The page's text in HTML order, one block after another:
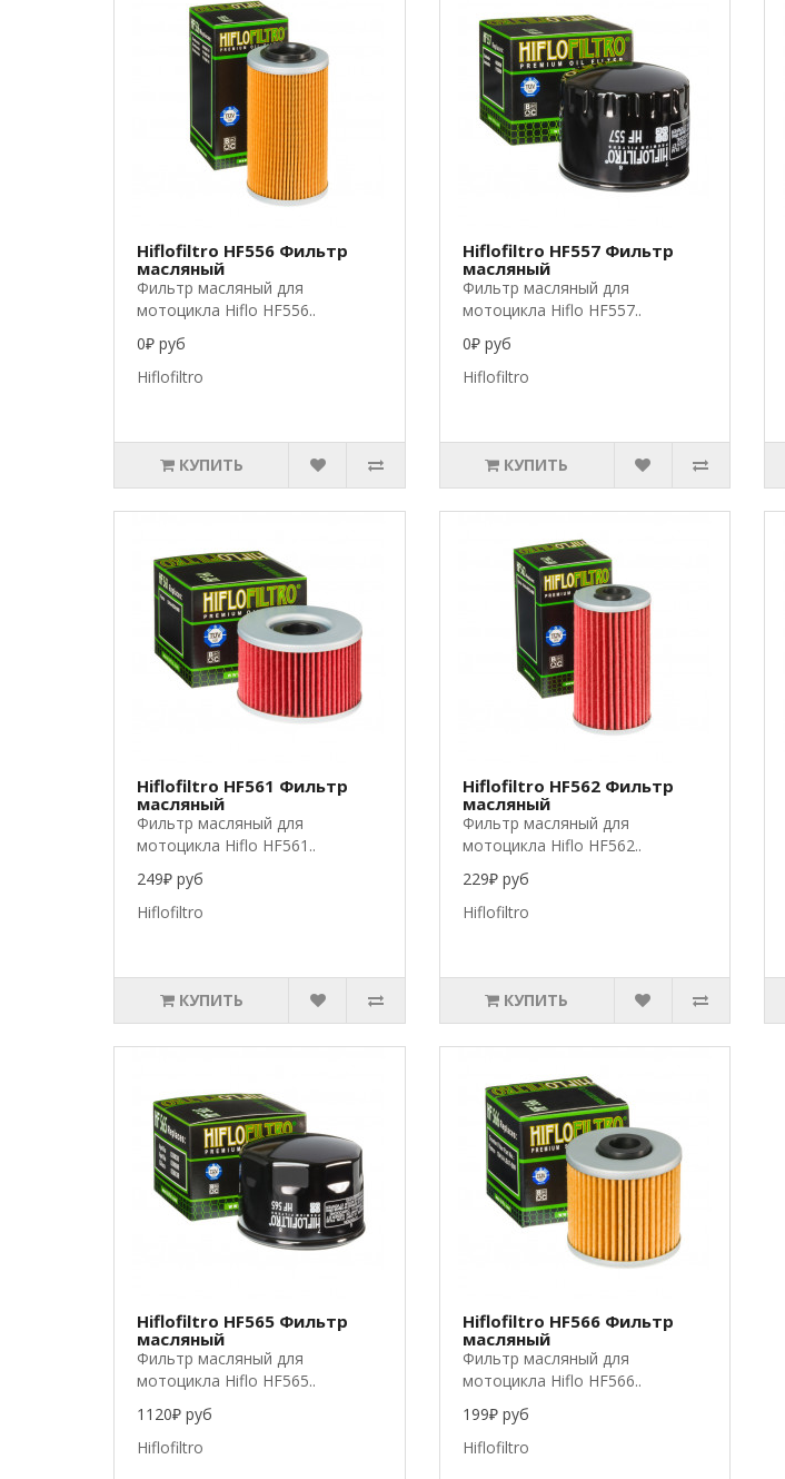
Hiflofiltro HF556 Фильтр
масляный
Фильтр масляный для
мотоцикла Hiflo HF556..
0₽ руб
Hiflofiltro
КУПИТЬ
Hiflofiltro HF557 Фильтр
масляный
Фильтр масляный для
мотоцикла Hiflo HF557..
0₽ руб
Hiflofiltro
КУПИТЬ
Hiflofiltro HF561 Фильтр
масляный
Фильтр масляный для
мотоцикла Hiflo HF561..
249₽ руб
Hiflofiltro
КУПИТЬ
Hiflofiltro HF562 Фильтр
масляный
Фильтр масляный для
мотоцикла Hiflo HF562..
229₽ руб
Hiflofiltro
КУПИТЬ
Hiflofiltro HF565 Фильтр
масляный
Фильтр масляный для
мотоцикла Hiflo HF565..
1120₽ руб
Hiflofiltro
Hiflofiltro HF566 Фильтр
масляный
Фильтр масляный для
мотоцикла Hiflo HF566..
199₽ руб
Hiflofiltro